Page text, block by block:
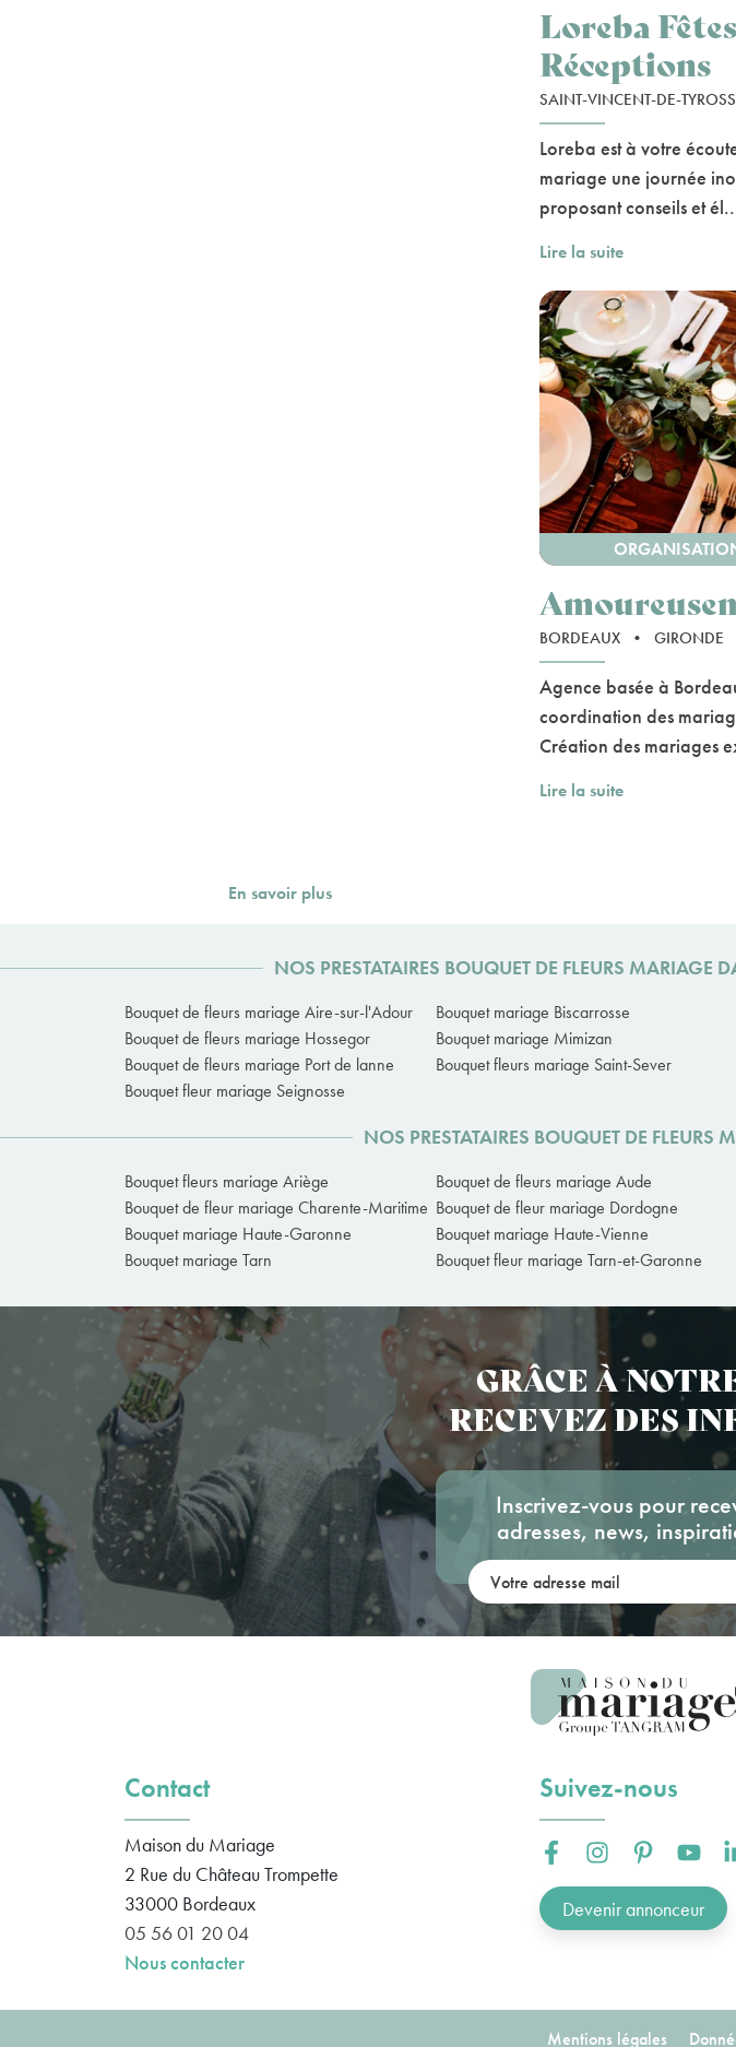
Loreba
Réceptions
SAINT-VINCENT-DE-
Loreba est à votre
mariage une journée
proposant conseils et
Lire la suite
BORDEAUX • GIRONDE
Agence basée à
coordination des
Création des mariages
Lire la suite
En savoir plus
NOS PRESTATAIRES BOUQUET DE FLEURS MARIAGE
Bouquet de fleurs mariage Aire-sur-l'Adour Bouquet mariage Biscarrosse
Bouquet de fleurs mariage Hossegor
Bouquet mariage Mimizan
Bouquet de fleurs mariage Port de lanne
Bouquet fleurs mariage Saint-Sever
Bouquet fleur mariage Seignosse
NOS PRESTATAIRES BOUQUET DE FLEURS
Bouquet fleurs mariage Ariège Bouquet de fleurs mariage Aude
Bouquet de fleur mariage Charente-Maritime Bouquet de fleur mariage Dordogne
Bouquet mariage Haute-Garonne
Bouquet mariage Haute-Vienne
Bouquet mariage Tarn
Bouquet fleur mariage Tarn-et-Garonne
GRÂCE À
RECEVEZ DES
Inscrivez-vous pour
adresses, news,
Votre adresse mail:
Contact
Maison du Mariage
2 Rue du Château Trompette
33000 Bordeaux
05 56 01 20 04
Nous contacter
Suivez-nous
Facebook :Instagram :Pinterest :
Devenir annonceur
Mentions légales